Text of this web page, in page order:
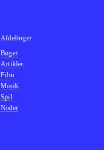
Afdelinger
Bøger
Artikler
Film
Musik
Spil
Noder